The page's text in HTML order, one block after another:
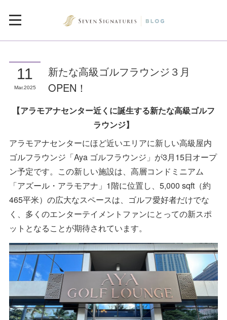
11
Mar 2025
新たな高級ゴルフラウンジ３月
OPEN！
【アラモアナセンター近くに誕生する新たな高級ゴルフ
ラウンジ】
アラモアナセンターにほど近いエリアに新しい高級屋内
ゴルフラウンジ「Aya ゴルフラウンジ」が3月15日オープ
ン予定です。この新しい施設は、高層コンドミニアム
「アズール・アラモアナ」1階に位置し、5,000 sqft（約
465平米）の広大なスペースは、ゴルフ愛好者だけでな
く、多くのエンターテイメントファンにとっての新スポ
ットとなることが期待されています。